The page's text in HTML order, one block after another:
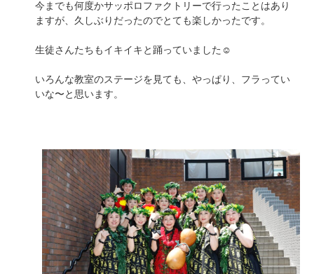
今までも何度かサッポロファクトリーで行ったことはあり
ますが、久しぶりだったのでとても楽しかったです。
生徒さんたちもイキイキと踊っていました☺️
いろんな教室のステージを見ても、やっぱり、フラってい
いな〜と思います。